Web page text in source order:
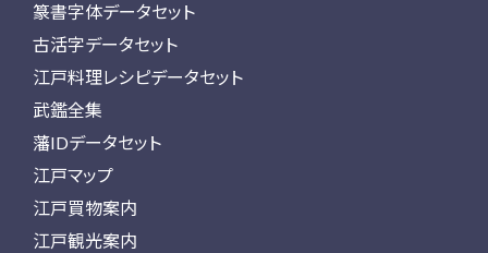
篆書字体データセット
古活字データセット
江戸料理レシピデータセット
武鑑全集
藩IDデータセット
江戸マップ
江戸買物案内
江戸観光案内